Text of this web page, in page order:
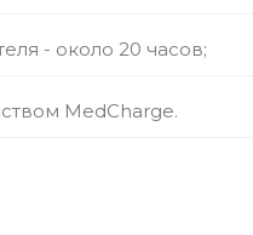
- около 20 часов;
MedCharge.